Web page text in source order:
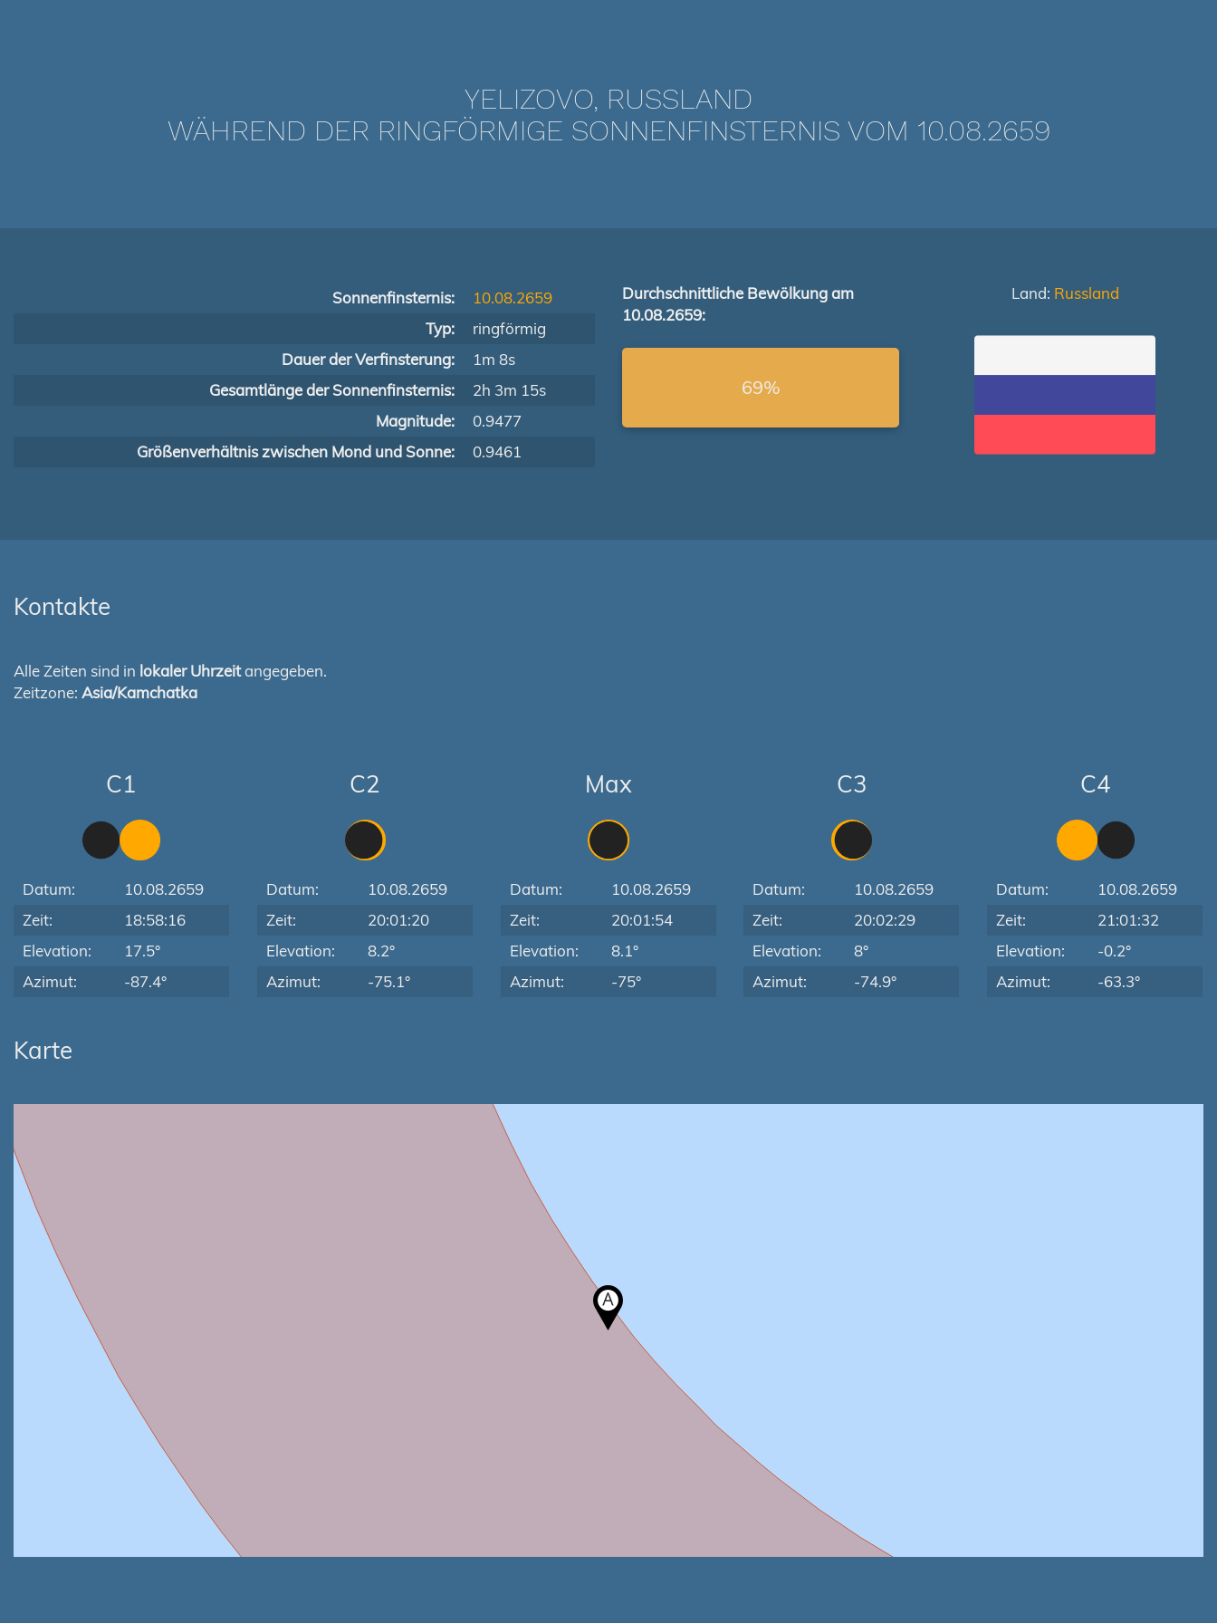
YELIZOVO, RUSSLAND
WÄHREND DER RINGFÖRMIGE SONNENFINSTERNIS VOM 10.08.2659
Sonnenfinsternis:
10.08.2659
Typ:
ringförmig
Dauer der Verfinsterung:
1m 8s
Gesamtlänge der Sonnenfinsternis:
2h 3m 15s
Magnitude:
0.9477
Größenverhältnis zwischen Mond und Sonne:
0.9461
Durchschnittliche Bewölkung am
10.08.2659:
69%
Land: Russland
Kontakte
Alle Zeiten sind in lokaler Uhrzeitangegeben.
Zeitzone: Asia/Kamchatka
C1
Datum:
10.08.2659
Zeit:
18:58:16
Elevation:
17.5°
Azimut:
-87.4°
C2
Datum:
10.08.2659
Zeit:
20:01:20
Elevation:
8.2°
Azimut:
-75.1°
Max
Datum:
10.08.2659
Zeit:
20:01:54
Elevation:
8.1°
Azimut:
-75°
C3
Datum:
10.08.2659
Zeit:
20:02:29
Elevation:
8°
Azimut:
-74.9°
C4
Datum:
10.08.2659
Zeit:
21:01:32
Elevation:
-0.2°
Azimut:
-63.3°
Karte